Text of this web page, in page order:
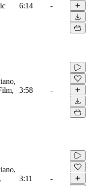
6:14 -
3:58 -
3:11 -